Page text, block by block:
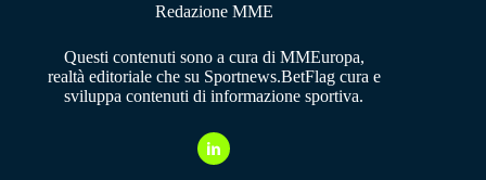
Redazione MME
Questi contenuti sono a cura di MMEuropa,
realtà editoriale che su Sportnews.BetFlag cura e
sviluppa contenuti di informazione sportiva.